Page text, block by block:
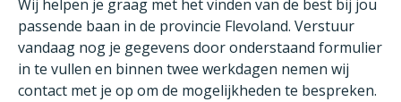
Wij helpen je graag met het vinden van de best bij jou
passende baan in de provincie Flevoland. Verstuur
vandaag nog je gegevens door onderstaand formulier
in te vullen en binnen twee werkdagen nemen wij
contact met je op om de mogelijkheden te bespreken.